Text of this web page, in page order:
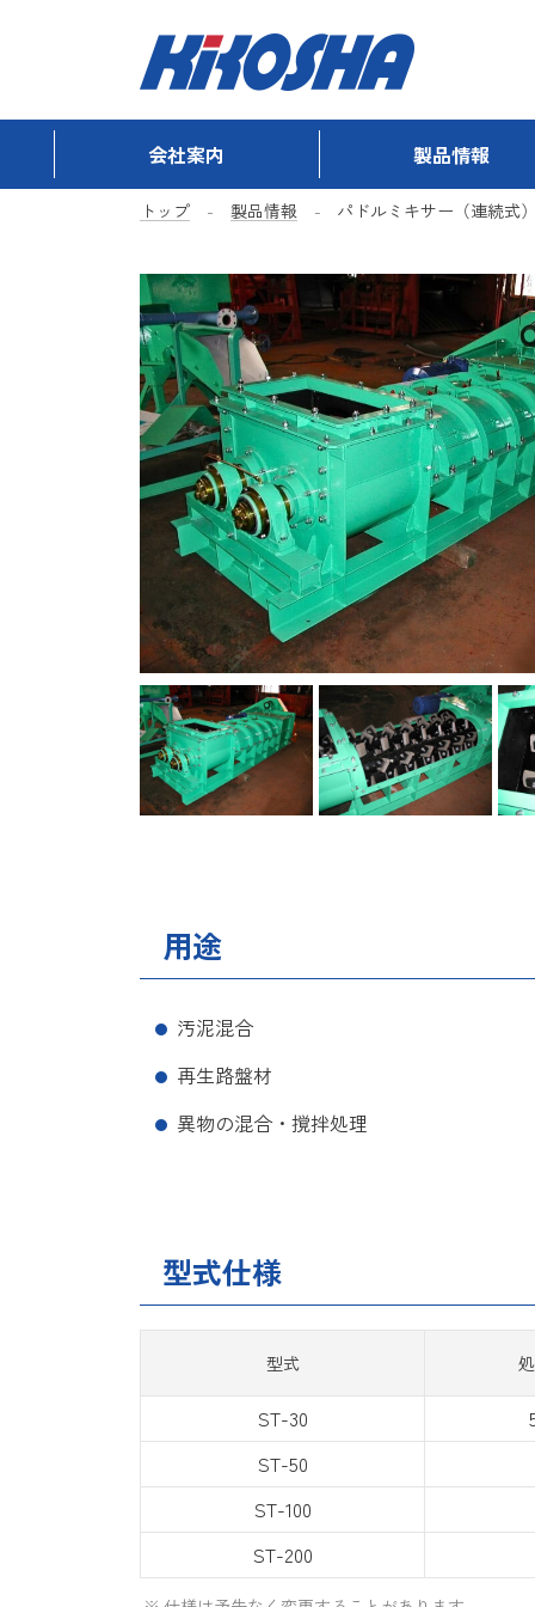
会社案内 製品情報
トップ 製品情報 パドルミキサー（連続式
用途
汚泥混合
再生路盤材
異物の混合・撹拌処理
型式仕様
型式
ST-30
ST-50
ST-100
ST-200